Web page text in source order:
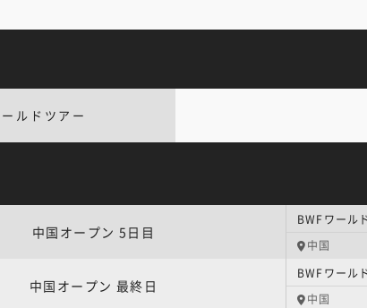
ルドツアー
中国オープン 5日目
BWFワー
中国
中国オープン 最終日
BWFワー
中国